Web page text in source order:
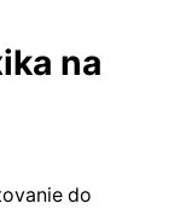
na
do